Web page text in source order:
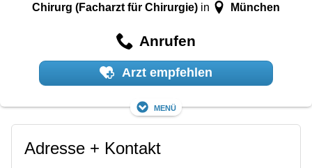
Chirurg (Facharzt für Chirurgie) in München
Anrufen
Arzt empfehlen
Menü
Adresse + Kontakt